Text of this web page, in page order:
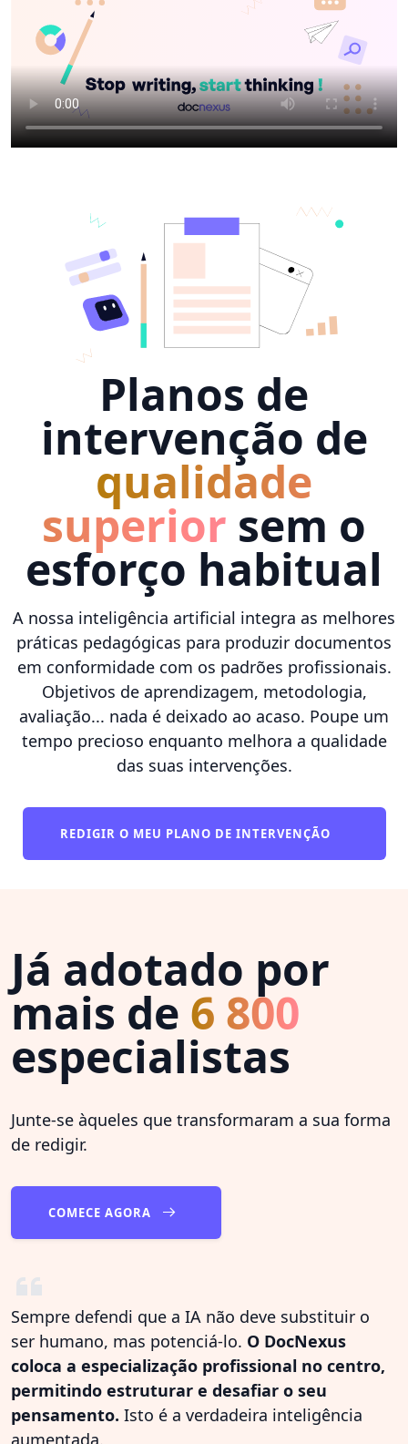
Planos de
intervenção de
qualidade
superior sem o
esforço habitual
A nossa inteligência artificial integra as melhores
práticas pedagógicas para produzir documentos
em conformidade com os padrões profissionais.
Objetivos de aprendizagem, metodologia,
avaliação... nada é deixado ao acaso. Poupe um
tempo precioso enquanto melhora a qualidade
das suas intervenções.
REDIGIR O MEU PLANO DE INTERVENÇÃO
Já adotado por
mais de 6 800
especialistas
Junte-se àqueles que transformaram a sua forma
de redigir.
COMECE AGORA
Sempre defendi que a IA não deve substituir o
ser humano, mas potenciá-lo. O DocNexus
coloca a especialização profissional no centro,
permitindo estruturar e desafiar o seu
pensamento. Isto é a verdadeira inteligência
aumentada.